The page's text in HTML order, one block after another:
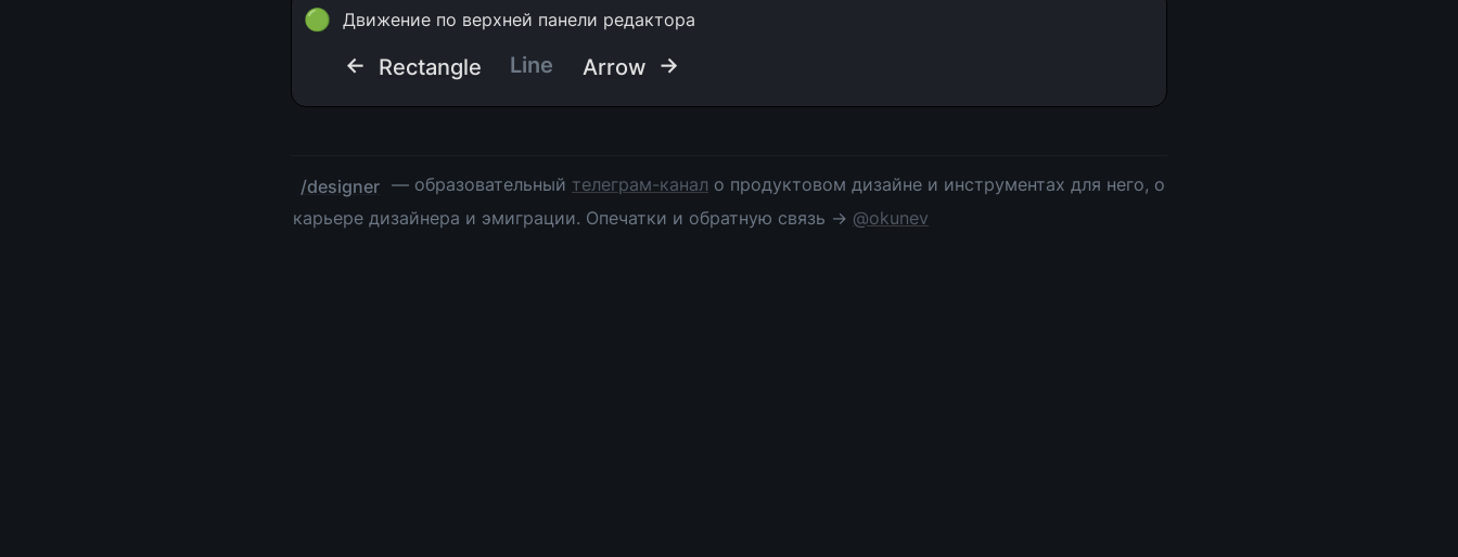
🟢 Движение по верхней панели редактора
← Rectangle Line Arrow →
/designer — образовательный телеграм-канал о продуктовом дизайне и инструментах для него, о
карьере дизайнера и эмиграции. Опечатки и обратную связь → @okunev